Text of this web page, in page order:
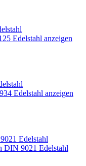
Edelstahl anzeigen
Edelstahl anzeigen
Edelstahl
DIN 9021 Edelstahl